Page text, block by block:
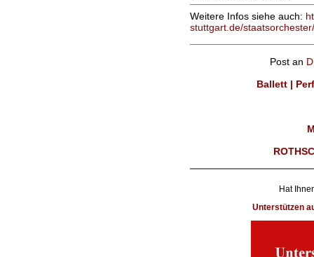
Weitere Infos siehe auch:
stuttgart.de/staatsorchester/
Post an
Ballett |
Hat
Unterstützen